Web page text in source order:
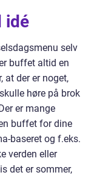
idé
selv
buffet altid en
at der er noget,
høre på brok
er mange
buffet for dine
baseret og f.eks.
verden eller
det er sommer,